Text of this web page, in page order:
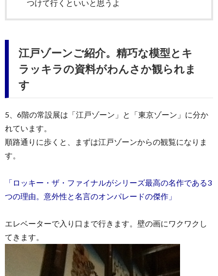
つけて行くといいと思うよ
江戸ゾーンご紹介。精巧な模型とキ
ラッキラの資料がわんさか観られま
す
5、6階の常設展は「江戸ゾーン」と「東京ゾーン」に分か
れています。
順路通りに歩くと、まずは江戸ゾーンからの観覧になりま
す。
「ロッキー・ザ・ファイナルがシリーズ最高の名作である3
つの理由。意外性と名言のオンパレードの傑作」
エレベーターで入り口まで行きます。壁の画にワクワクし
てきます。